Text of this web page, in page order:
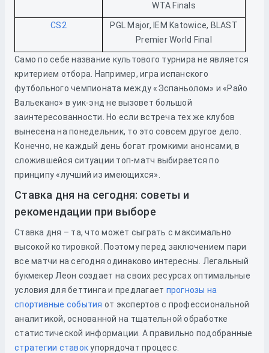
WTA Finals
CS2
PGL Major, IEM Katowice, BLAST
Premier World Final
Само по себе название культового турнира не является
критерием отбора. Например, игра испанского
футбольного чемпионата между «Эспаньолом» и «Райо
Вальекано» в уик-энд не вызовет большой
заинтересованности. Но если встреча тех же клубов
вынесена на понедельник, то это совсем другое дело.
Конечно, не каждый день богат громкими анонсами, в
сложившейся ситуации топ-матч выбирается по
принципу «лучший из имеющихся».
Ставка дня на сегодня: советы и
рекомендации при выборе
Ставка дня – та, что может сыграть с максимально
высокой котировкой. Поэтому перед заключением пари
все матчи на сегодня одинаково интересны. Легальный
букмекер Леон создает на своих ресурсах оптимальные
условия для беттинга и предлагает прогнозы на
спортивные события от экспертов с профессиональной
аналитикой, основанной на тщательной обработке
статистической информации. А правильно подобранные
стратегии ставокупорядочат процесс.